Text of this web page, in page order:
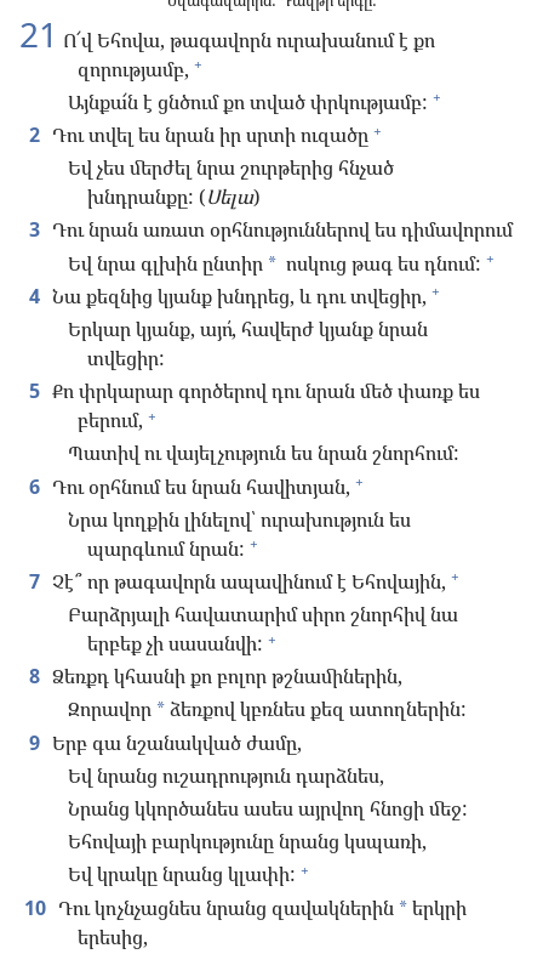
21 Ո՜վ Եհովա, թագավորն ուրախանում է քո
զորությամբ, +
Այնքա՜ն է ցնծում քո տված փրկությամբ: +
2 Դու տվել ես նրան իր սրտի ուզածը +
Եվ չես մերժել նրա շուրթերից հնչած
խնդրանքը: (Սելա)
3 Դու նրան առատ օրհնություններով ես դիմավորում
Եվ նրա գլխին ընտիր * ոսկուց թագ ես դնում: +
4 Նա քեզնից կյանք խնդրեց, և դու տվեցիր, +
Երկար կյանք, այո՛, հավերժ կյանք նրան
տվեցիր:
5 Քո փրկարար գործերով դու նրան մեծ փառք ես
բերում, +
Պատիվ ու վայելչություն ես նրան շնորհում:
6 Դու օրհնում ես նրան հավիտյան, +
Նրա կողքին լինելով՝ ուրախություն ես
պարգևում նրան: +
7 Չէ՞ որ թագավորն ապավինում է Եհովային, +
Բարձրյալի հավատարիմ սիրո շնորհիվ նա
երբեք չի սասանվի: +
8 Ձեռքդ կհասնի քո բոլոր թշնամիներին,
Զորավոր *ձեռքով կբռնես քեզ ատողներին:
9 Երբ գա նշանակված ժամը,
Եվ նրանց ուշադրություն դարձնես,
Նրանց կկործանես ասես այրվող հնոցի մեջ:
Եհովայի բարկությունը նրանց կսպառի,
Եվ կրակը նրանց կլափի: +
10 Դու կոչնչացնես նրանց զավակներին *երկրի
երեսից,